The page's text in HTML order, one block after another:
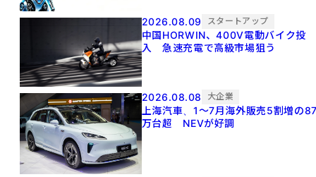
2026.08.09 スタートアップ
中国HORWIN、400V電動バイク投
入 急速充電で高級市場狙う
2026.08.08 大企業
上海汽車、1～7月海外販売5割増の
万台超 NEVが好調